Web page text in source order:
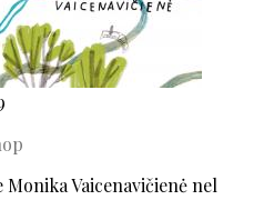
Vaicenavičienė nel